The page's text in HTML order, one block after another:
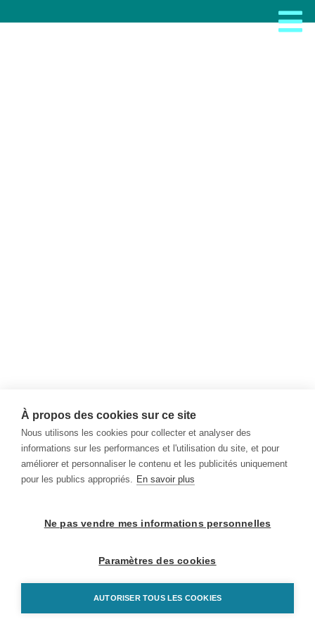
À propos des cookies sur ce site
Nous utilisons les cookies pour collecter et analyser des
informations sur les performances et l'utilisation du site, et pour
améliorer et personnaliser le contenu et les publicités uniquement
pour les publics appropriés. En savoir plus
Ne pas vendre mes informations personnelles
Paramètres des cookies
AUTORISER TOUS LES COOKIES